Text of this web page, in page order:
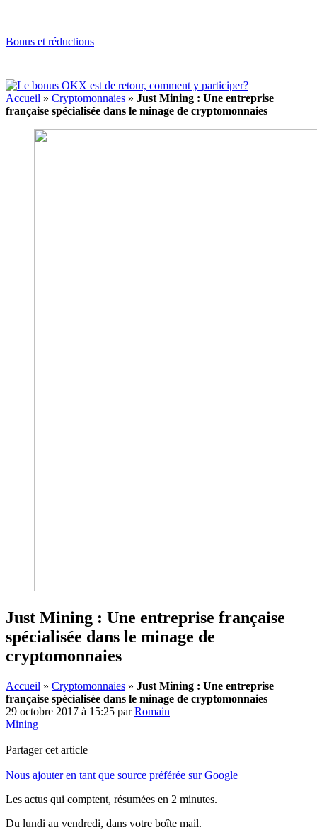
Bonus et réductions
Accueil » Cryptomonnaies » Just Mining : Une entreprise
française spécialisée dans le minage de cryptomonnaies
Just Mining : Une entreprise française
spécialisée dans le minage de
cryptomonnaies
Accueil » Cryptomonnaies » Just Mining : Une entreprise
française spécialisée dans le minage de cryptomonnaies
29 octobre 2017 à 15:25 parRomain
Mining
Partager cet article
Nous ajouter en tant que source préférée sur Google
Les actus qui comptent, résumées en 2 minutes.
Du lundi au vendredi, dans votre boîte mail.